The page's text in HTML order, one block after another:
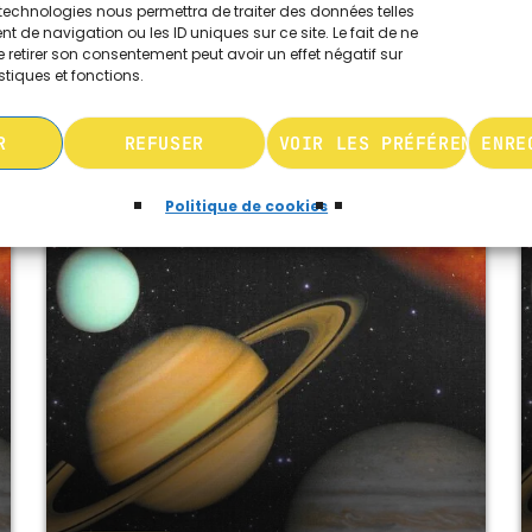
nous permettra de traiter des données telles
de navigation ou les ID uniques sur ce site. Le fait de ne
retirer son consentement peut avoir un effet négatif sur
et fonctions.
REFUSER VOIR LES PRÉFÉRENCES
Politique de cookies
ASTRONOMIQUE